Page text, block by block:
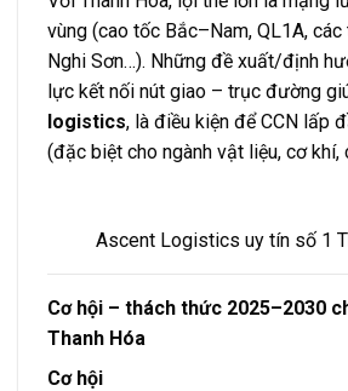
vùng (cao tốc Bắc–Nam, QL1A,
Nghi Sơn…). Những đề xuất/định
lực kết nối nút giao – trục đường
logistics, là điều kiện để CCN lấp
(đặc biệt cho ngành vật liệu, cơ khí,
Ascent Logistics uy tín số 1
Cơ hội – thách thức 2025–2030
Thanh Hóa
Cơ hội